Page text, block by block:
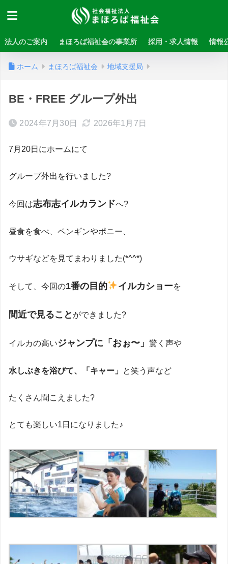
法人のご案内 まほろば福祉会の事業所 採用・求人情報 情報
ホーム まほろば福祉会 地域支援局
BE・FREE グループ外出
2024年7月30日 2026年1月7日
7月20日にホームにて
グループ外出を行いました?
今回は志布志イルカランドへ?
昼食を食べ、ペンギンやポニー、
ウサギなどを見てまわりました(*^^*)
そして、今回の1番の目的 イルカショーを
間近で見ること ができました?
イルカの高いジャンプに「おぉ〜」 驚く声や
水しぶきを浴びて、「キャー」 と笑う声など
たくさん聞こえました?
とても楽しい1日になりました♪